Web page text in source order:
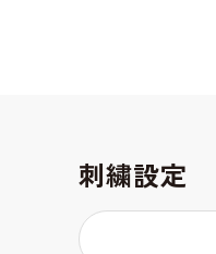
刺繍設定